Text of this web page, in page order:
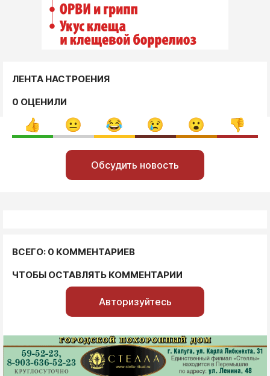
ЛЕНТА НАСТРОЕНИЯ
0 ОЦЕНИЛИ
Обсудить новость
ВСЕГО: 0 КОММЕНТАРИЕВ
ЧТОБЫ ОСТАВЛЯТЬ КОММЕНТАРИИ
Авторизуйтесь